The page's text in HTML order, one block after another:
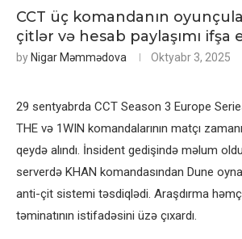
CCT üç komandanın
çitlər və hesab paylaşımı ifşa
by Nigar Məmmədova Oktyabr 3, 2025
29 sentyabrda CCT Season 3 Europe
THE və 1WIN komandalarının matçı
qeydə alındı. İnsident gedişində məlum
serverdə KHAN komandasından Dune
anti-çit sistemi təsdiqlədi. Araşdırma
təminatının istifadəsini üzə çıxardı.